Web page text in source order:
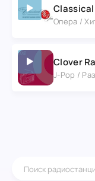
Classical
Опера /
Clover
J-Pop /